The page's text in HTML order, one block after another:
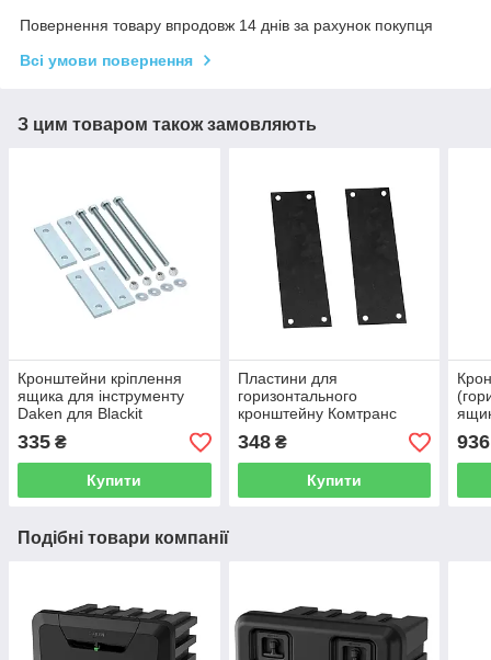
Повернення товару впродовж 14 днів за рахунок покупця
Всі умови повернення
З цим товаром також замовляють
Кронштейни кріплення
ящика для інструменту
Daken для Blackit
335 ₴
Купити
Пластини для
горизонтального
кронштейну Комтранс
348₴
Купити
936
Подібні товари компанії